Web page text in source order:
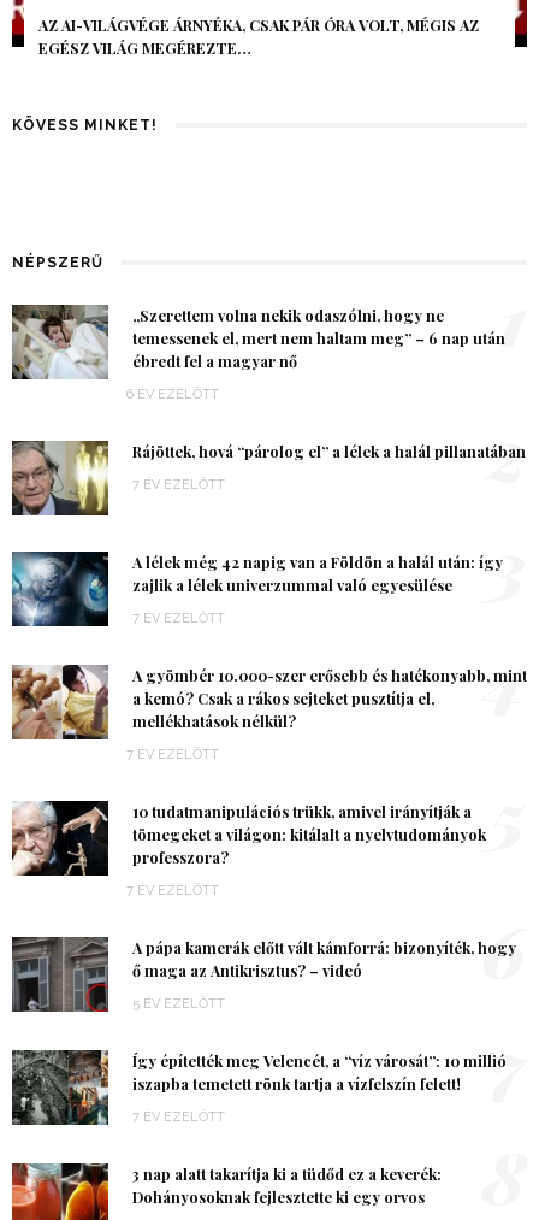
AZ AI-VILÁGVÉGE ÁRNYÉKA, CSAK PÁR ÓRA VOLT, MÉGIS AZ
EGÉSZ VILÁG MEGÉREZTE…
KÖVESS MINKET!
NÉPSZERŰ
„Szerettem volna nekik odaszólni, hogy ne
temessenek el, mert nem haltam meg” – 6 nap után
ébredt fel a magyar nő
6 ÉV EZELŐTT
1
Rájöttek, hová “párolog el” a lélek a halál pillanatában
7 ÉV EZELŐTT 2
A lélek még 42 napig van a Földön a halál után: így
zajlik a lélek univerzummal való egyesülése
7 ÉV EZELŐTT
3
A gyömbér 10.000-szer erősebb és hatékonyabb, mint
a kemó? Csak a rákos sejteket pusztítja el,
mellékhatások nélkül?
7 ÉV EZELŐTT
4
10 tudatmanipulációs trükk, amivel irányítják a
tömegeket a világon: kitálalt a nyelvtudományok
professzora?
7 ÉV EZELŐTT
A pápa kamerák előtt vált kámforrá: bizonyíték, hogy
ő maga az Antikrisztus? – videó
5 ÉV EZELŐTT
6
Így építették meg Velencét, a “víz városát”: 10 millió
iszapba temetett rönk tartja a vízfelszín felett!
7 ÉV EZELŐTT
7
3 nap alatt takarítja ki a tüdőd ez a keverék:
Dohányosoknak fejlesztette ki egy orvos